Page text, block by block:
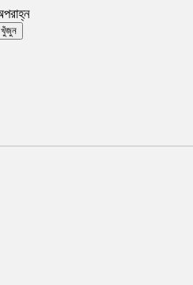
খুঁজুন